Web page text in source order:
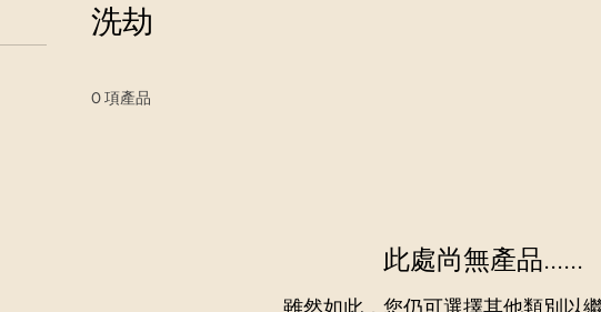
洗劫
0 項產品
此處尚無產品......